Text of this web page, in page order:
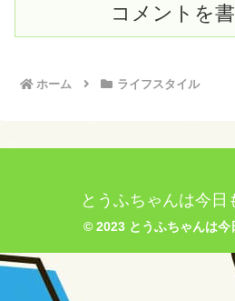
コメントを
ホーム ライフスタイル
とうふちゃんは今日
© 2023 とうふちゃんは今